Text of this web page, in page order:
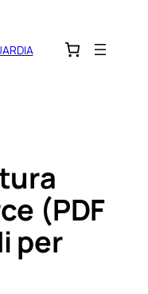
(PDF
per